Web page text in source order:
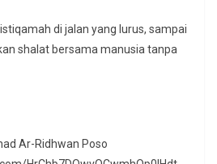
di jalan yang lurus, sampai
shalat bersama manusia tanpa
Ar-Ridhwan Poso